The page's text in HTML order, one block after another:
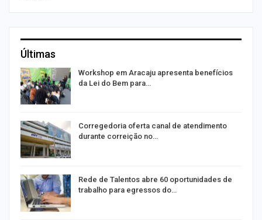
Últimas
Workshop em Aracaju apresenta benefícios
da Lei do Bem para…
Corregedoria oferta canal de atendimento
durante correição no…
Rede de Talentos abre 60 oportunidades de
trabalho para egressos do…